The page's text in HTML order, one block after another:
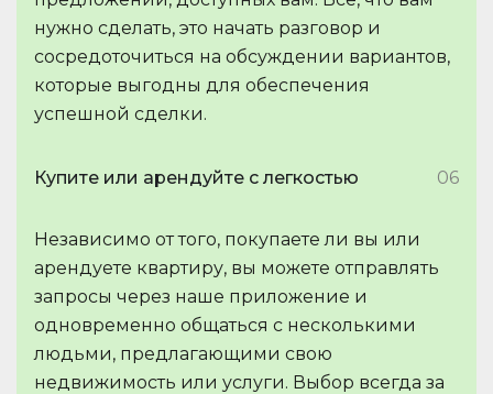
нужно сделать, это начать разговор и
сосредоточиться на обсуждении вариантов,
которые выгодны для обеспечения
успешной сделки.
Купите или арендуйте с легкостью 06
Независимо от того, покупаете ли вы или
арендуете квартиру, вы можете отправлять
запросы через наше приложение и
одновременно общаться с несколькими
людьми, предлагающими свою
недвижимость или услуги. Выбор всегда за